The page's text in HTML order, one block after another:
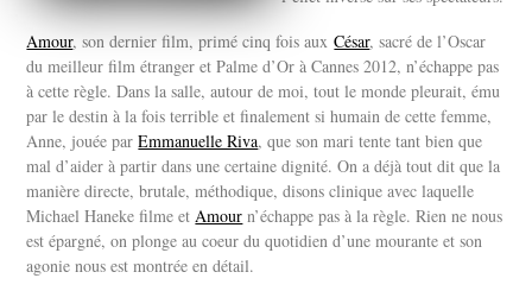
Amour, son dernier film, primé cinq fois auxCésar, sacré de l’Oscar
du meilleur film étranger et Palme d’Or à Cannes 2012, n’échappe pas
à cette règle. Dans la salle, autour de moi, tout le monde pleurait, ému
par le destin à la fois terrible et finalement si humain de cette femme,
Anne, jouée parEmmanuelle Riva, que son mari tente tant bien que
mal d’aider à partir dans une certaine dignité. On a déjà tout dit que la
manière directe, brutale, méthodique, disons clinique avec laquelle
Michael Haneke filme etAmour n’échappe pas à la règle. Rien ne nous
est épargné, on plonge au coeur du quotidien d’une mourante et son
agonie nous est montrée en détail.